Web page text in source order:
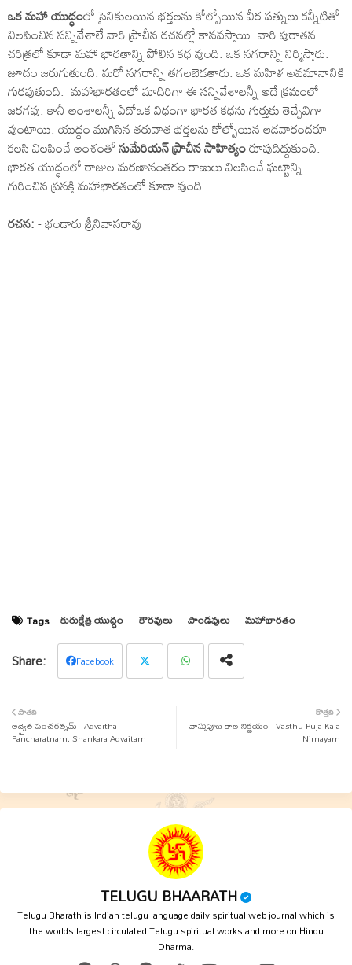
ఒక మహా యుద్ధంలో సైనికులయిన భర్తలను కోల్పోయిన వీర పత్నులు కన్నీటితో
విలపించిన సన్నివేశాలే వారి ప్రాచీన రచనల్లో కానవస్తాయి. వారి పురాతన
చరిత్రలో కూడా మహా భారతాన్ని పోలిన కధ వుంది. ఒక నగరాన్ని నిర్మిస్తారు.
జూదం జరుగుతుంది. మరో నగరాన్ని తగలబెడతారు. ఒక మహిళ అవమానానికి
గురవుతుంది. మహాభారతంలో మాదిరిగా ఈ సన్నివేశాలన్నీ అదే క్రమంలో
జరగవు. కానీ అంశాలన్నీ ఏదోఒక విధంగా భారత కధను గుర్తుకు తెచ్చేవిగా
వుంటాయి. యుద్ధం ముగిసిన తరువాత భర్తలను కోల్పోయిన ఆడవారందరూ
కలసి విలపించే అంశంతోసుమేరియన్ ప్రాచీన సాహిత్యంరూపుదిద్దుకుంది.
భారత యుద్ధంలో రాజుల మరణానంతరం రాణులు విలపించే ఘట్టాన్ని
గురించిన ప్రసక్తి మహాభారతంలో కూడా వుంది.
రచన:- భండారు శ్రీనివాసరావు
Tags కురుక్షేత్ర యుద్ధం కౌరవులు పాండవులు మహాభారతం
Facebook
tsap
కొత్తది
వాస్తుపూజ కాల నిర్ణయం - Vasthu Puja Kala
Nirnayam
పాతది
అద్వైత పంచరత్నమ్ - Advaitha
Pancharatnam, Shankara Advaitam
TELUGU BHAARATH
Telugu Bharath is Indian telugu language daily spiritual web journal which is
the worlds largest circulated Telugu spiritual works and more on Hindu
Dharma.